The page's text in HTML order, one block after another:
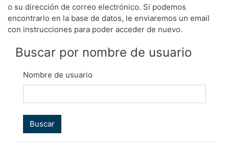
o su dirección de correo electrónico. Si podemos
encontrarlo en la base de datos, le enviaremos un email
con instrucciones para poder acceder de nuevo.
Buscar por nombre de usuario
Nombre de usuario